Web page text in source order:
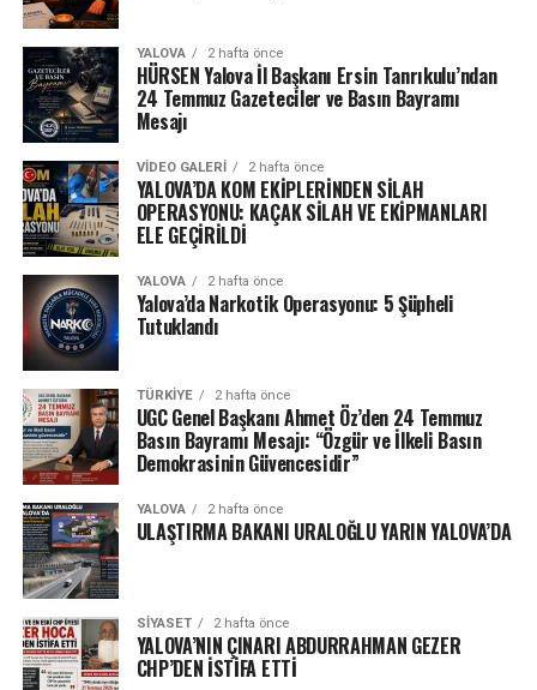
YALOVA 2 hafta önce
HÜRSEN Yalova İl Başkanı Ersin Tanrıkulu’ndan
24 Temmuz Gazeteciler ve Basın Bayramı
Mesajı
VIDEO GALERI 2 hafta önce
YALOVA’DA KOM EKİPLERİNDEN SİLAH
OPERASYONU: KAÇAK SİLAH VE EKİPMANLARI
ELE GEÇİRİLDİ
YALOVA 2 hafta önce
Yalova’da Narkotik Operasyonu: 5 Şüpheli
Tutuklandı
TÜRKIYE 2 hafta önce
UGC Genel Başkanı Ahmet Öz’den 24 Temmuz
Basın Bayramı Mesajı: “Özgür ve İlkeli Basın
Demokrasinin Güvencesidir”
YALOVA 2 hafta önce
ULAŞTIRMA BAKANI URALOĞLU YARIN YALOVA’DA
SIYASET 2 hafta önce
YALOVA’NIN ÇINARI ABDURRAHMAN GEZER
CHP’DEN İSTİFA ETTİ